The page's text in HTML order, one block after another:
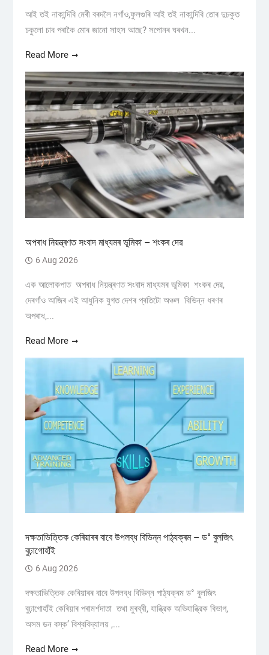
আই তই নাকান্দিবি মেৰী বৰদলৈ নগাঁও,ফুলগুৰি আই তই নাকান্দিবি তোৰ দুচকুত
চকুলো চাব পৰাকৈ মোৰ জানো সাহস আছে? সপোনৰ ঘৰখন...
Read More
অপৰাধ নিয়ন্ত্ৰণত সংবাদ মাধ্যমৰ ভূমিকা – শংকৰ দেৱ
6 Aug 2026
এক আলোকপাত অপৰাধ নিয়ন্ত্ৰণত সংবাদ মাধ্যমৰ ভূমিকা শংকৰ দেৱ,
দেৰগাঁও আজিৰ এই আধুনিক যুগত দেশৰ প্ৰতিটো অঞ্চল বিভিন্ন ধৰণৰ
অপৰাধ,...
Read More
দক্ষতাভিত্তিক কেৰিয়াৰৰ বাবে উপলব্ধ বিভিন্ন পাঠ্যক্ৰম – ড° বুলজিৎ
বুঢ়াগোহাঁই
6 Aug 2026
দক্ষতাভিত্তিক কেৰিয়াৰৰ বাবে উপলব্ধ বিভিন্ন পাঠ্যক্ৰম ড° বুলজিৎ
বুঢ়াগোহাঁই কেৰিয়াৰ পৰামৰ্শদাতা তথা মুৰব্বী, যান্ত্রিক অভিযান্ত্রিক বিভাগ,
অসম ডন বস্ক’ বিশ্ববিদ্যালয় ,...
Read More